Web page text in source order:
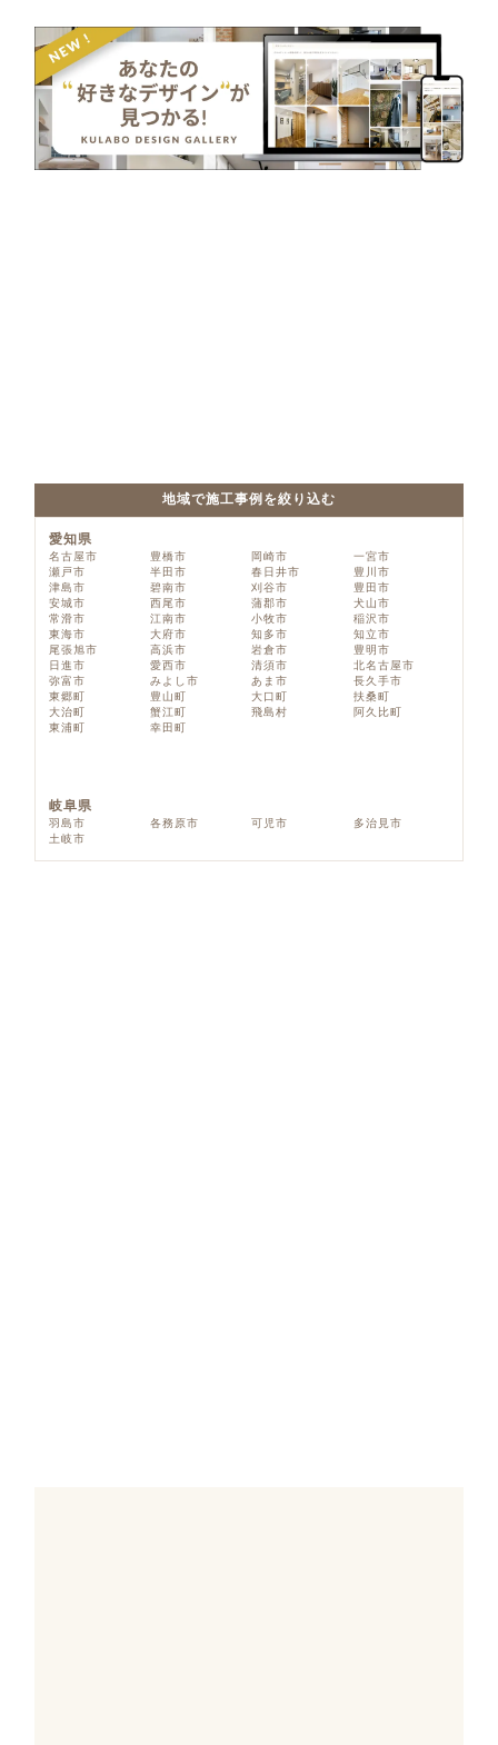
地域で施工事例を絞り込む
愛知県
名古屋市 豊橋市 岡崎市
一宮市
瀬戸市
半田市 春日井市
豊川市
津島市
碧南市 刈谷市
豊田市
安城市
西尾市 蒲郡市
犬山市
常滑市
江南市 小牧市
稲沢市
東海市
大府市 知多市
知立市
尾張旭市
高浜市 岩倉市
豊明市
日進市
愛西市 清須市
北名古屋市
弥富市
みよし市 あま市
長久手市
東郷町
豊山町 大口町
扶桑町
大治町
蟹江町 飛島村
阿久比町
東浦町
幸田町
岐阜県
羽島市 各務原市 可児市
多治見市
土岐市